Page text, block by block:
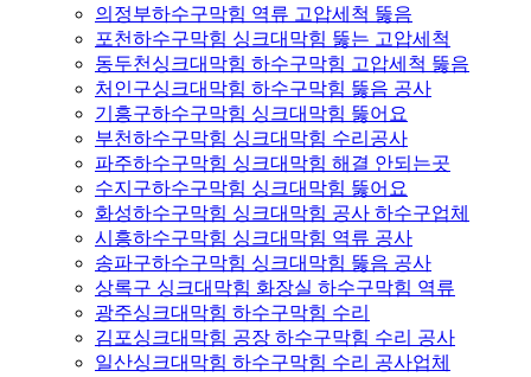
의정부하수구막힘 역류 고압세척 뚫음
포천하수구막힘 싱크대막힘 뚫는 고압세척
동두천싱크대막힘 하수구막힘 고압세척 뚫음
처인구싱크대막힘 하수구막힘 뚫음 공사
기흥구하수구막힘 싱크대막힘 뚫어요
부천하수구막힘 싱크대막힘 수리공사
파주하수구막힘 싱크대막힘 해결 안되는곳
수지구하수구막힘 싱크대막힘 뚫어요
화성하수구막힘 싱크대막힘 공사 하수구업체
시흥하수구막힘 싱크대막힘 역류 공사
송파구하수구막힘 싱크대막힘 뚫음 공사
상록구 싱크대막힘 화장실 하수구막힘 역류
광주싱크대막힘 하수구막힘 수리
김포싱크대막힘 공장 하수구막힘 수리 공사
일산싱크대막힘 하수구막힘 수리 공사업체